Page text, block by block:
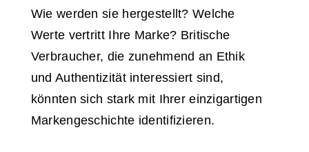
Wie werden sie hergestellt? Welche
Werte vertritt Ihre Marke? Britische
Verbraucher, die zunehmend an Ethik
und Authentizität interessiert sind,
könnten sich stark mit Ihrer einzigartigen
Markengeschichte identifizieren.